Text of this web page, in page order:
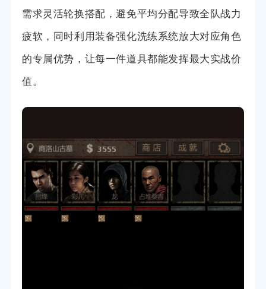
需求灵活轮换搭配，避免平均分配导致全队战力
疲软，同时利用装备强化洗练系统放大对应角色
的专属优势，让每一件道具都能发挥最大实战价
值。